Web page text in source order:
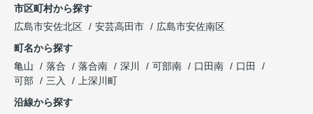
市区町村から探す
広島市安佐北区
安芸高田市
広島市安佐南区
町名から探す
亀山
落合 落合南 深川 可部南 口田南
口田
可部
三入
上深川町
沿線から探す